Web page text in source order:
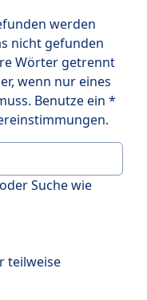
werden
nicht gefunden
Wörter getrennt
wenn nur eines
Benutze ein *
Suche wie
teilweise